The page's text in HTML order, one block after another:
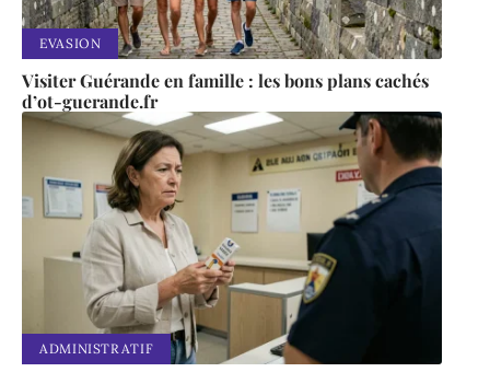
EVASION
Visiter Guérande en famille : les bons plans cachés
d’ot-guerande.fr
ADMINISTRATIF